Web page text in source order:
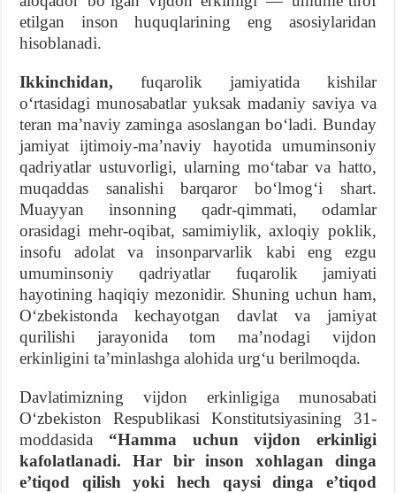
etilgan inson huquqlarining eng asosiylaridan
hisoblanadi.
Ikkinchidan, fuqarolik jamiyatida kishilar
o‘rtasidagi munosabatlar yuksak madaniy saviya va
teran ma’naviy zaminga asoslangan bo‘ladi. Bunday
jamiyat ijtimoiy-ma’naviy hayotida umuminsoniy
qadriyatlar ustuvorligi, ularning moʻtabar va hatto,
muqaddas sanalishi barqaror bo‘lmog‘i shart.
Muayyan insonning qadr-qimmati, odamlar
orasidagi mehr-oqibat, samimiylik, axloqiy poklik,
insofu adolat va insonparvarlik kabi eng ezgu
umuminsoniy qadriyatlar fuqarolik jamiyati
hayotining haqiqiy mezonidir. Shuning uchun ham,
O‘zbekistonda kechayotgan davlat va jamiyat
qurilishi jarayonida tom ma’nodagi vijdon
erkinligini ta’minlashga alohida urg‘u berilmoqda.
Davlatimizning vijdon erkinligiga munosabati
O‘zbekiston Respublikasi Konstitutsiyasining 31-
moddasida “Hamma uchun vijdon erkinligi
kafolatlanadi. Har bir inson xohlagan dinga
e’tiqod qilish yoki hech qaysi dinga e’tiqod